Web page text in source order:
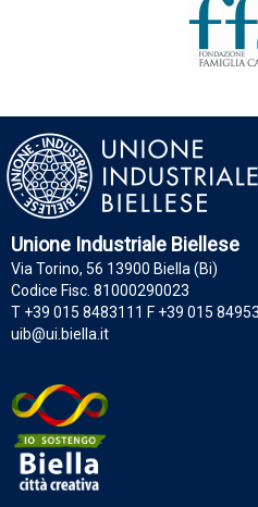
Unione Industriale Biellese
Via Torino, 56 13900 Biella (Bi)
Codice Fisc. 81000290023
T +39 015 8483111 F +39 015
uib@ui.biella.it